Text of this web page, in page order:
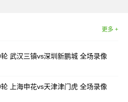
更多 +
武汉三镇vs深圳新鹏城 全场录像
上海申花vs天津津门虎 全场录像